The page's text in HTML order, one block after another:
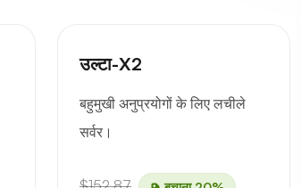
उल्टा-X2
बहुमुखी अनुप्रयोगों के लिए लचीले
सर्वर।